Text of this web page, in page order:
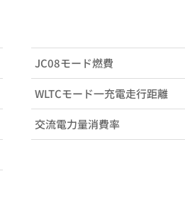
JC08モード燃費
WLTCモード一充電走行距離
交流電力量消費率